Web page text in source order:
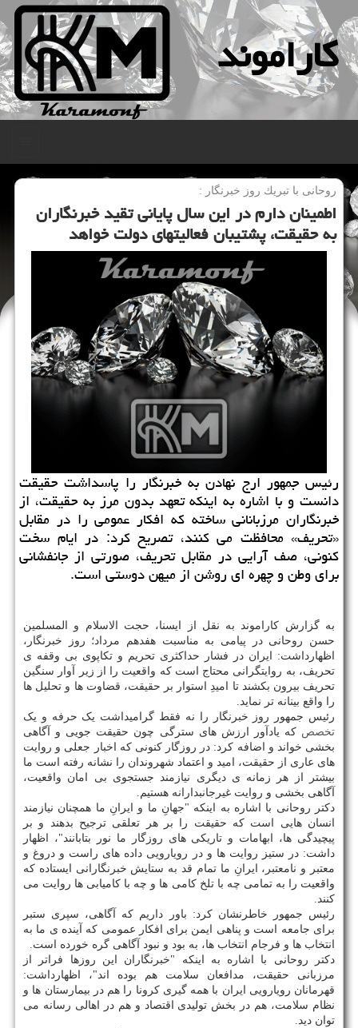
كاراموند
روحانی با تبریك روز خبرنگار :
اطمینان دارم در این سال پایانی تقید خبرنگاران
به حقیقت، پشتیبان فعالیتهای دولت خواهد
رئیس جمهور ارج نهادن به خبرنگار را پاسداشت حقیقت
دانست و با اشاره به اینكه تعهد بدون مرز به حقیقت، از
خبرنگاران مرزبانانی ساخته كه افكار عمومی را در مقابل
«تحریف» محافظت می كنند، تصریح كرد: در ایام سخت
كنونی، صف آرایی در مقابل تحریف، صورتی از جانفشانی
برای وطن و چهره ای روشن از میهن دوستی است.
به گزارش کاراموند به نقل از ایسنا، حجت الاسلام و المسلمین
حسن روحانی در پیامی به مناسبت هفدهم مرداد؛ روز خبرنگار،
اظهارداشت: ایران در فشار حداکثری تحریم و تکاپوی بی وقفه ی
تحریف، به روایتگرانی محتاج است که واقعیت را از زیر آوار سنگین
تحریف بیرون بکشند تا امیدِ استوار بر حقیقت، قضاوت ها و تحلیل ها
را واقع بینانه تر نماید.
رئیس جمهور روز خبرنگار را نه فقط گرامیداشت یک حرفه و یک
تخصص که یادآور ارزش های سترگی چون حقیقت جویی و آگاهی
بخشی خواند و اضافه کرد: در روزگار کنونی که اخبار جعلی و روایت
های عاری از حقیقت، امید و اعتماد شهروندان را نشانه رفته است ما
بیشتر از هر زمانه ی دیگری نیازمند جستجوی بی امان واقعیت،
آگاهی بخشی و روایت غیرجانبدارانه هستیم.
دکتر روحانی با اشاره به اینکه "جهانِ ما و ایرانِ ما همچنان نیازمند
انسان هایی است که حقیقت را بر هر تعلقی ترجیح بدهند و بر
پیچیدگی ها، ابهامات و تاریکی های روزگار ما نور بتابانند"، اظهار
داشت: در ستیز روایت ها و در رویارویی داده های راست و دروغ و
معتبر و نامعتبر، ایرانِ ما تمام قد به ستایش خبرنگارانی ایستاده که
واقعیت را به تمامی چه با تلخ کامی ها و چه با کامیابی ها روایت می
کنند.
رئیس جمهور خاطرنشان کرد: باور داریم که آگاهی، سپری ستبر
برای جامعه است و پناهی ایمن برای افکار عمومی که آینده ی ما به
انتخاب ها و فرجام انتخاب ها، به بود و نبود آگاهی گره خورده است.
دکتر روحانی با اشاره به اینکه "خبرنگاران این روزها فراتر از
مرزبانی حقیقت، مدافعان سلامت هم بوده اند"، اظهارداشت:
قهرمانان رویارویی ایران با همه گیری کرونا را هم در بیمارستان ها و
نظام سلامت، هم در بخش تولیدی اقتصاد و هم در اهالی رسانه می
توان دید.